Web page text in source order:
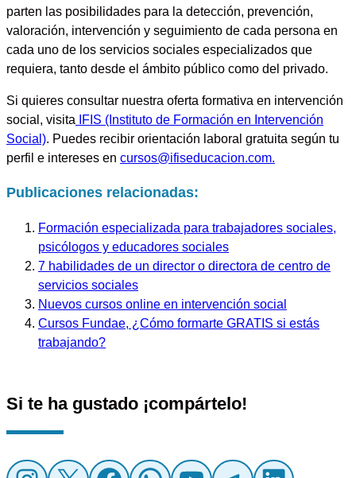
parten las posibilidades para la detección, prevención,
valoración, intervención y seguimiento de cada persona en
cada uno de los servicios sociales especializados que
requiera, tanto desde el ámbito público como del privado.
Si quieres consultar nuestra oferta formativa en intervención
social, visita IFIS (Instituto de Formación en Intervención
Social). Puedes recibir orientación laboral gratuita según tu
perfil e intereses en cursos@ifiseducacion.com.
Publicaciones relacionadas:
Formación especializada para trabajadores sociales,
psicólogos y educadores sociales
7 habilidades de un director o directora de centro de
servicios sociales
Nuevos cursos online en intervención social
Cursos Fundae, ¿Cómo formarte GRATIS si estás
trabajando?
Si te ha gustado ¡compártelo!